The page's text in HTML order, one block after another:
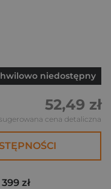
niedostępny
52,49 zł
cena detaliczna
zł